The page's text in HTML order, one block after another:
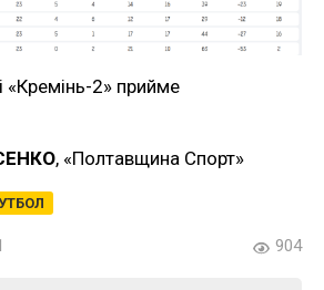
«Кремінь-2» прийме
, «Полтавщина Спорт»
904